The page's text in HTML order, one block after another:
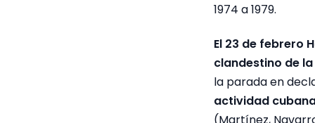
1974 a 1979.
El 23 de febrero
clandestino de
la parada en
actividad